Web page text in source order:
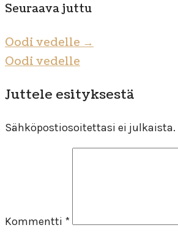
Seuraava juttu
Oodi vedelle →
Oodi vedelle
Juttele esityksestä
Sähköpostiosoitettasi ei julkaista.
Kommentti *